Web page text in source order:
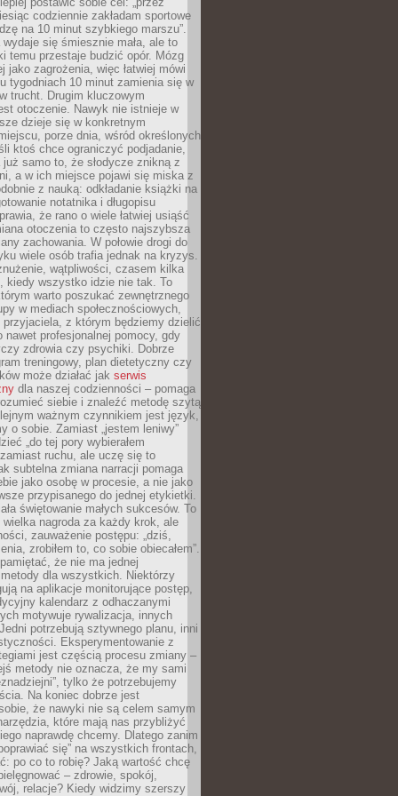
codziennie zakładam sportowe
na 10 minut szybkiego marszu”.
się śmiesznie mała, ale to
temu przestaje budzić opór. Mózg
jako zagrożenia, więc łatwiej mówi
tygodniach 10 minut zamienia się w
trucht. Drugim kluczowym
otoczenie. Nawyk nie istnieje w
dzieje się w konkretnym
porze dnia, wśród określonych
ktoś chce ograniczyć podjadanie,
już samo to, że słodycze znikną z
a w ich miejsce pojawi się miska z
z nauką: odkładanie książki na
notatnika i długopisu
że rano o wiele łatwiej usiąść
otoczenia to często najszybsza
zachowania. W połowie drogi do
wiele osób trafia jednak na kryzys.
wątpliwości, czasem kilka
kiedy wszystko idzie nie tak. To
warto poszukać zewnętrznego
w mediach społecznościowych,
przyjaciela, z którym będziemy dzielić
nawet profesjonalnej pomocy, gdy
zdrowia czy psychiki. Dobrze
treningowy, plan dietetyczny czy
może działać jak serwis
dla naszej codzienności – pomaga
siebie i znaleźć metodę szytą
ważnym czynnikiem jest język,
o sobie. Zamiast „jestem leniwy”
„do tej pory wybierałem
ruchu, ale uczę się to
subtelna zmiana narracji pomaga
jako osobę w procesie, a nie jako
przypisanego do jednej etykietki.
świętowanie małych sukcesów. To
nagroda za każdy krok, ale
zauważenie postępu: „dziś,
zrobiłem to, co sobie obiecałem”.
że nie ma jednej
dla wszystkich. Niektórzy
na aplikacje monitorujące postęp,
kalendarz z odhaczanymi
motywuje rywalizacja, innych
potrzebują sztywnego planu, inni
Eksperymentowanie z
jest częścią procesu zmiany –
metody nie oznacza, że my sami
tylko że potrzebujemy
Na koniec dobrze jest
że nawyki nie są celem samym
które mają nas przybliżyć
naprawdę chcemy. Dlatego zanim
się” na wszystkich frontach,
po co to robię? Jaką wartość chcę
– zdrowie, spokój,
relacje? Kiedy widzimy szerszy